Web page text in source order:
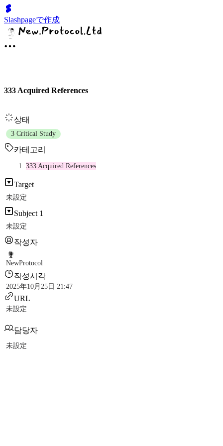
Slashpageで作成
333 Acquired References
상태
3 Critical Study
카테고리
333 Acquired References
Target
未設定
Subject 1
未設定
작성자
NewProtocol
작성시각
2025年10月25日 21:47
URL
未設定
담당자
未設定